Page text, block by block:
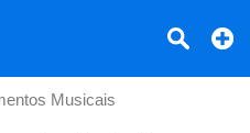
Musicais